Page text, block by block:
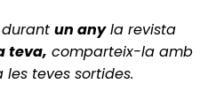
un anyla revista
teva, comparteix-la amb
teves sortides.